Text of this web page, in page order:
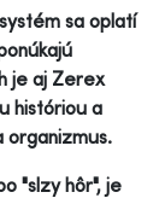
sa oplatí
je aj Zerex
históriou a
organizmus.
"slzy hôr", je